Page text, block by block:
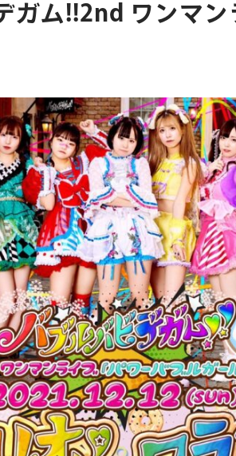
ガム!!2nd ワンマ